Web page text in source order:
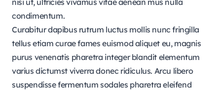
condimentum.
Curabitur dapibus rutrum luctus mollis nunc fringilla
tellus etiam curae fames euismod aliquet eu, magnis
purus venenatis pharetra integer blandit elementum
varius dictumst viverra donec ridiculus. Arcu libero
suspendisse fermentum sodales pharetra eleifend